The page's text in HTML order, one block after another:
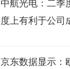
中航光电：二季
度上有利于公司
京东数据显示：